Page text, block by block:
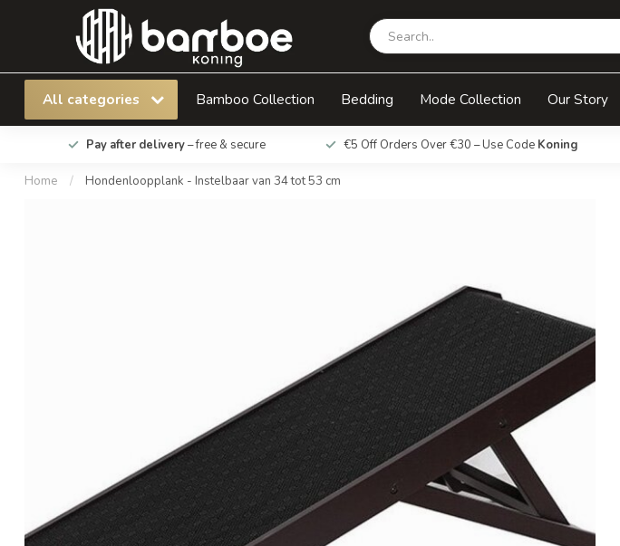
All categories Bamboo Collection Bedding Mode Collection Our Story
Pay after delivery– free & secure €5 Off Orders Over €30 – Use Code Koning
Home / Hondenloopplank - Instelbaar van 34 tot 53 cm
Hondenloopplank - Instelbaar van 34 tot 53 cm